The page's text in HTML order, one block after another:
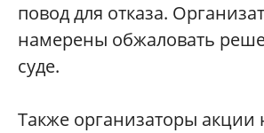
повод для отказа.
намерены обжаловать
суде.
Также организаторы